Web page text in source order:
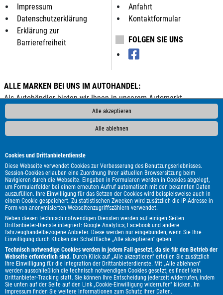
Alle akzeptieren
Alle ablehnen
Cookies und Drittanbieterdienste
Diese Webseite verwendet Cookies zur Verbesserung des Benutzungserlebnisses.
Session-Cookies erlauben eine Zuordnung Ihrer aktuellen Browsersitzung beim
Navigieren durch die Webseite. Eingaben in Formularen werden in Cookies abgelegt,
um Formularfelder bei einem erneuten Aufruf automatisch mit den bekannten Daten
auszufüllen. Ihre Einwilligung für das Setzen der Cookies wird beispielsweise auch in
einem Cookie gespeichert. Zu statistischen Zwecken wird zusätzlich die IP-Adresse in
Form von anonymisierten Webseitenzugriffszählern verwendet.
Neben diesen technisch notwendigen Diensten werden auf einigen Seiten
Drittanbieter-Dienste integriert: Google Analytics, Facebook und andere
fahrzeughandelbezogene Anbieter. Diese werden nur eingebunden, wenn Sie Ihre
Einwilligung durch Klicken der Schaltfläche „Alle akzeptieren" geben.
Technisch notwendige Cookies werden in jedem Fall gesetzt, da sie für den Betrieb der
Webseite erforderlich sind. Durch Klick auf „Alle akzeptieren" erteilen Sie zusätzlich
Ihre Einwilligung für die Integration der Drittanbieterdienste. Mit „Alle ablehnen"
werden ausschließlich die technisch notwendigen Cookies gesetzt; es findet kein
Drittanbieter-Tracking statt. Sie können Ihre Entscheidung jederzeit widerrufen, indem
Sie unten auf der Seite auf den Link „Cookie-Einwilligung widerrufen" klicken. Im
Impressum finden Sie weitere Informationen zum Schutz Ihrer Daten.
Impressum
Datenschutzerklärung
Erklärung zur
Barrierefreiheit
Anfahrt
Kontaktformular
FOLGEN SIE UNS
ALLE MARKEN BEI UNS IM AUTOHANDEL:
Als Autohändler bieten wir Ihnen in unserem Automarkt
Gebrauchtwagen, Jahreswagen und Neuwagen folgender
Automarken an:
Bentley
Borgward Bürstner
Chausson
Chevrolet Citroën Corvette Cupra
DAF
DFSK
DS Automobiles Dacia Dodge Etrusco
Fiat
Ford
GWM Genesis Honda Hyundai Itineo
Iveco
Jaguar
Jeep KGM Kia Knaus Lada
Land Rover
Leapmotor
Lexus MAN MF MG MINI
Malibu
Maserati
Maxus Mazda Mercedes-Benz
Mitsubishi
Mooveo
Nissan Opel Peugeot Plymouth
Porsche
Pössl Renault Royal Alloy Seat
Skoda
Smart
Ssangyong Subaru Suzuki Terex Tesla
Toyota
Volkswagen
Volvo Weinsberg e.GO